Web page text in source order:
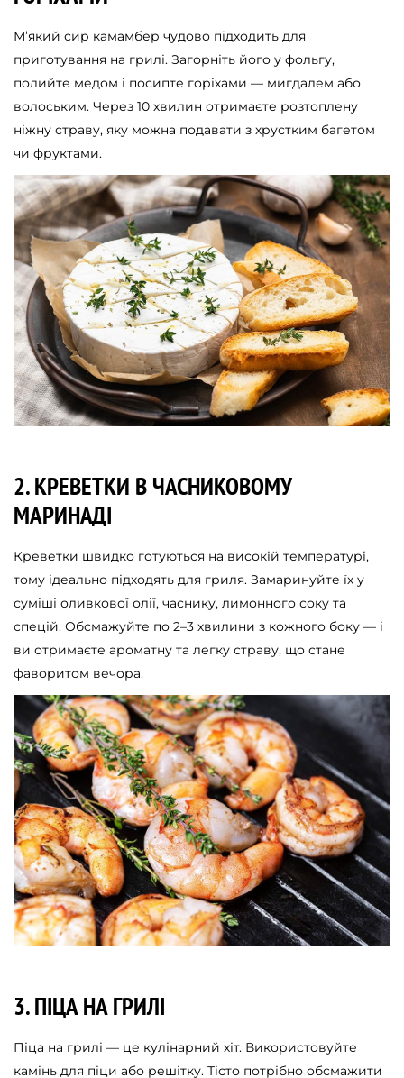
М’який сир камамбер чудово підходить для
приготування на грилі. Загорніть його у фольгу,
полийте медом і посипте горіхами — мигдалем або
волоським. Через 10 хвилин отримаєте розтоплену
ніжну страву, яку можна подавати з хрустким багетом
чи фруктами.
2. КРЕВЕТКИ В ЧАСНИКОВОМУ
МАРИНАДІ
Креветки швидко готуються на високій температурі,
тому ідеально підходять для гриля. Замаринуйте їх у
суміші оливкової олії, часнику, лимонного соку та
спецій. Обсмажуйте по 2–3 хвилини з кожного боку — і
ви отримаєте ароматну та легку страву, що стане
фаворитом вечора.
3. ПІЦА НА ГРИЛІ
Піца на грилі — це кулінарний хіт. Використовуйте
камінь для піци або решітку. Тісто потрібно обсмажити